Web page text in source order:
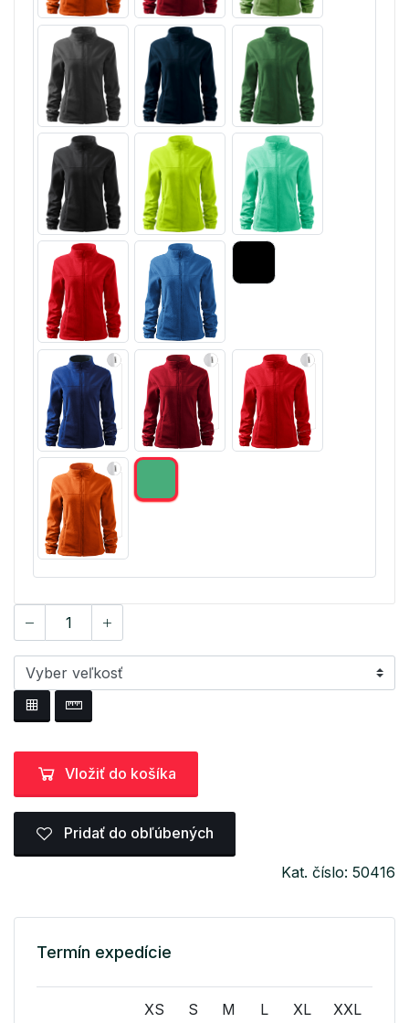
Vložiť do košíka
Pridať do obľúbených
Kat. číslo: 50416
Termín expedície
XS S M L XL XXL